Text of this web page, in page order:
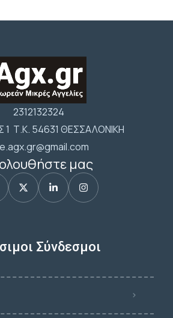
2312132324
Τ.Κ. 54631 ΘΕΣΣΑΛΟΝΙΚΗ
μας
Σύνδεσμοι